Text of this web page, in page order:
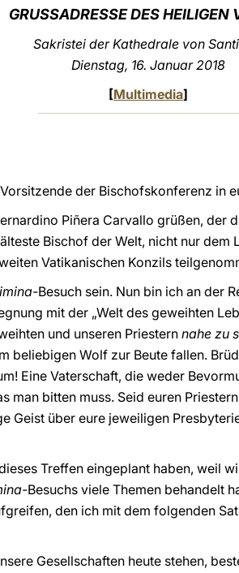
GRUSSADRESSE DES HEILIGEN
Sakristei der Kathedrale von
Dienstag, 16. Januar 2018
[Multimedia]
der Bischofskonferenz in
Piñera Carvallo grüßen, der
Bischof der Welt, nicht nur dem
Vatikanischen Konzils
Besuch sein. Nun bin ich an der
mit der „Welt des geweihten
und unseren Priestern nahe zu
beliebigen Wolf zur Beute fallen.
Eine Vaterschaft, die weder
man bitten muss. Seid euren
Geist über eure jeweiligen
Treffen eingeplant haben, weil
Besuchs viele Themen behandelt
den ich mit dem folgenden
Gesellschaften heute stehen,